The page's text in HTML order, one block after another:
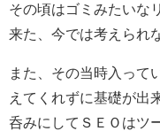
その頃はゴミみたいな
来た、今では考えられ
また、その当時入って
えてくれずに基礎が出
呑みにしてＳＥＯはツ